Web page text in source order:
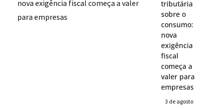
tributária
sobre o
consumo:
nova
exigência
fiscal
começa a
valer para
empresas
3 de agosto